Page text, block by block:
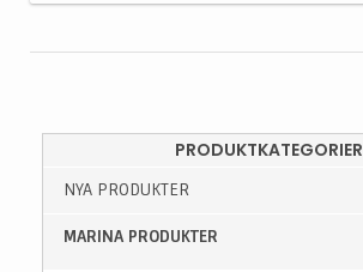
PRODUKTKATEGORIER
NYA PRODUKTER
MARINA PRODUKTER